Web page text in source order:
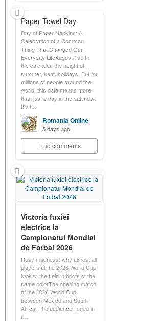
Paper Towel Day
Day of Paper Napkins: A
Celebration of a Common
Thing That Changed Our
Everyday LifeAugust 1st. In
the calendar, the height of
summer, heat, holidays. But for
millions of people around the
world, this date means more
than just a day in the calendar.
It's t…
Romania Online
5 days ago
no comments
Victoria fuxiei
electrice la
Campionatul Mondial
de Fotbal 2026
Rosy madness: why almost all
players at the 2026 World Cup
took to the field in boots of the
same colorThe opening match
of the 2026 World Cup
between Mexico and South
Africa. The audience, tuned in
f…